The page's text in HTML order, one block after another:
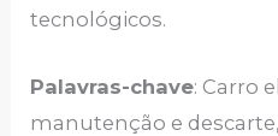
tecnológicos.
Palavras-chave: Carro
manutenção e